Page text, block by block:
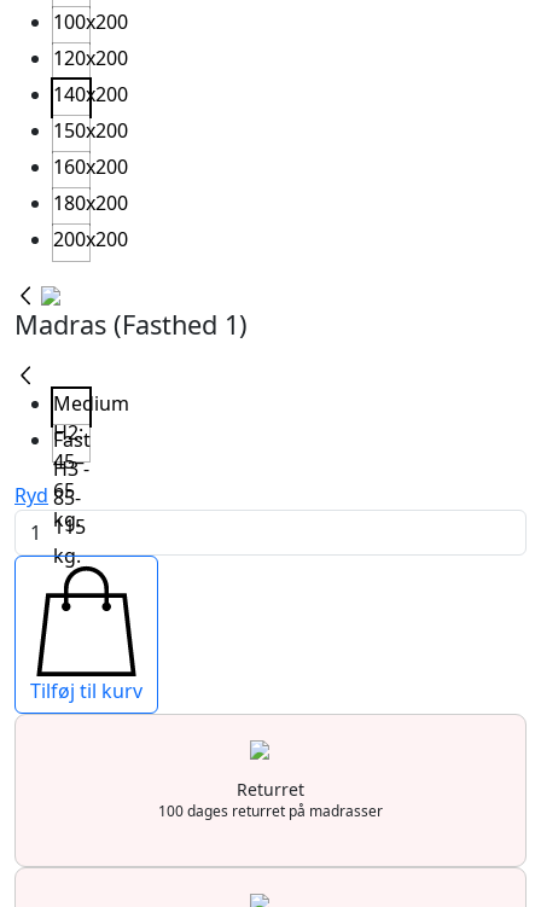
100x200
120x200
140x200
150x200
160x200
180x200
200x200
Madras (Fasthed 1)
Medium
H2:
45–
65
kg.
Fast
H3 -
85-
115
kg.
Ryd
Super
Latex
7zoner
Multipocket
antal
Tilføj til kurv
Returret
100 dages returret på madrasser